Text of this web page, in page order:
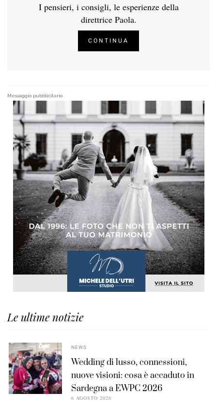
I pensieri, i consigli, le esperienze della
direttrice Paola.
CONTINUA
Messaggio pubblicitario
Le ultime notizie
NEWS
Wedding di lusso, connessioni,
nuove visioni: cosa è accaduto in
Sardegna a EWPC 2026
6 AGOSTO 2026